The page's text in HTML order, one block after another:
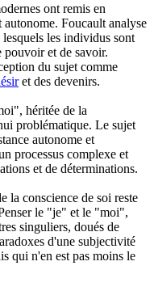
ont remis en
Foucault analyse
les individus sont
pouvoir et de savoir.
du sujet comme
et des devenirs.
héritée de la
problématique. Le sujet
autonome et
processus complexe et
et de déterminations.
la conscience de soi reste
le "je" et le "moi",
singuliers, doués de
d'une subjectivité
qui n'en est pas moins le